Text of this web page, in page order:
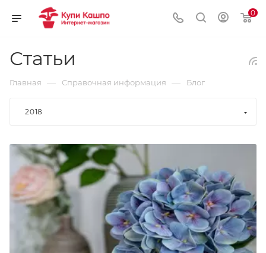
0
Статьи
Главная — Справочная информация — Блог
2018